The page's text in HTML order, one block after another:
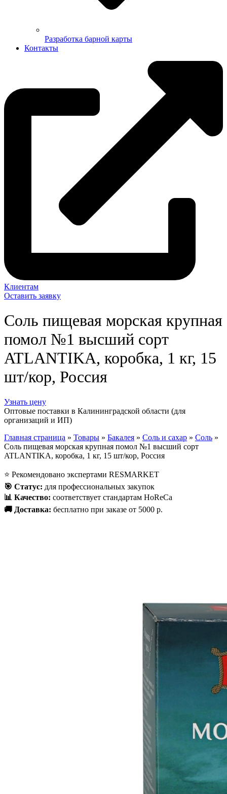
Разработка барной карты
Контакты
Клиентам
Оставить заявку
Соль пищевая морская крупная
помол №1 высший сорт
ATLANTIKA, коробка, 1 кг, 15
шт/кор, Россия
Узнать цену
Оптовые поставки в Калининградской области (для
организаций и ИП)
Главная страница » Товары » Бакалея » Соль и сахар » Соль »
Соль пищевая морская крупная помол №1 высший сорт
ATLANTIKA, коробка, 1 кг, 15 шт/кор, Россия
⭐ Рекомендовано экспертами RESMARKET
🎯 Статус: для профессиональных закупок
📊 Качество: соответствует стандартам HoReCa
🚚 Доставка: бесплатно при заказе от 5000 р.